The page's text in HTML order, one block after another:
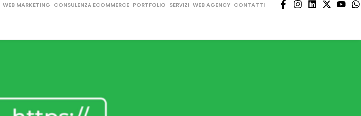
WEB MARKETING CONSULENZA ECOMMERCE PORTFOLIO SERVIZI WEB AGENCY CONTATTI